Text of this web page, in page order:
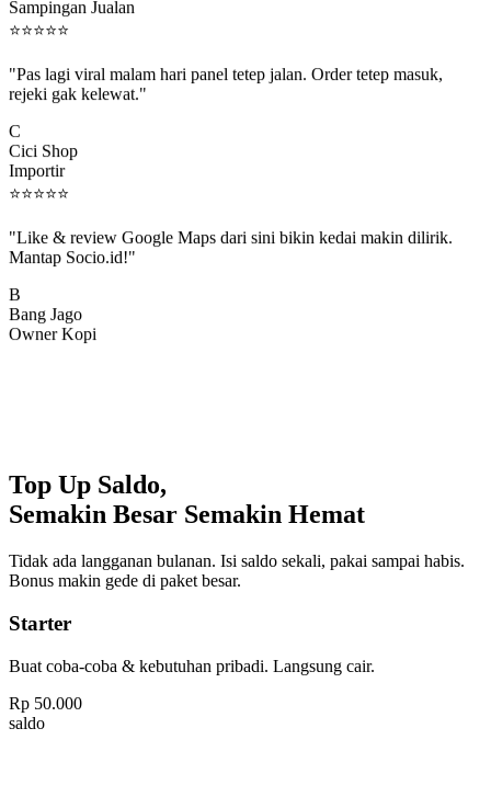
⭐⭐⭐⭐⭐
rejeki gak kelewat."
Cici Shop
Importir
⭐⭐⭐⭐⭐
Mantap Socio.id!"
Bang Jago
Owner Kopi
Top Up Saldo,
Semakin Besar Semakin Hemat
Tidak ada langganan bulanan. Isi saldo sekali, pakai sampai habis.
Bonus makin gede di paket besar.
Starter
Buat coba-coba & kebutuhan pribadi. Langsung cair.
Rp 50.000
saldo